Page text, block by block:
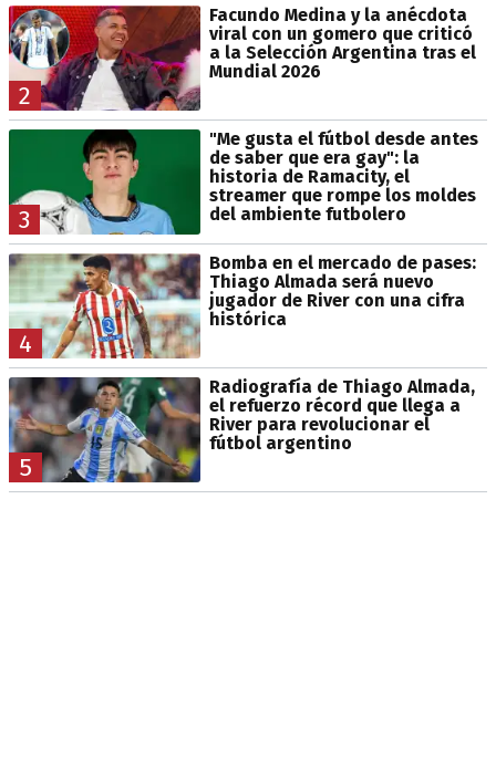
2
Facundo Medina y la anécdota
viral con un gomero que criticó
a la Selección Argentina tras el
Mundial 2026
3
"Me gusta el fútbol desde antes
de saber que era gay": la
historia de Ramacity, el
streamer que rompe los moldes
del ambiente futbolero
4
Bomba en el mercado de pases:
Thiago Almada será nuevo
jugador de River con una cifra
histórica
5
Radiografía de Thiago Almada,
el refuerzo récord que llega a
River para revolucionar el
fútbol argentino